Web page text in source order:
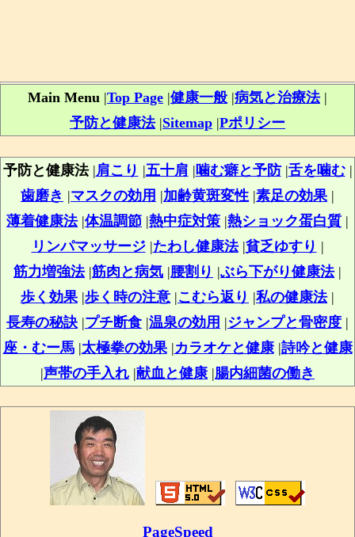
Main Menu |Top Page |健康一般 |病気と治療法|
予防と健康法|Sitemap |Pポリシー
予防と健康法|肩こり |五十肩 |噛む癖と予防|舌を噛む|
歯磨き |マスクの効用 |加齢黄斑変性 |素足の効果|
薄着健康法|体温調節 |熱中症対策 |熱ショック蛋白質 |
リンパマッサージ|たわし健康法|貧乏ゆすり |
筋力増強法|筋肉と病気 |腰割り |ぶら下がり健康法|
歩く効果|歩く時の注意 |こむら返り |私の健康法|
長寿の秘訣 |プチ断食 |温泉の効用 |ジャンプと骨密度 |
座・むー馬|太極拳の効果|カラオケと健康|詩吟と健康
|声帯の手入れ |献血と健康|腸内細菌の働き
PageSpeed